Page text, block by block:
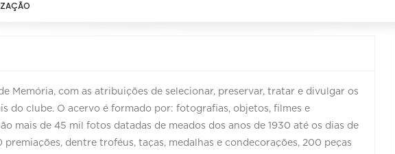
Memória, com as atribuições de selecionar, preservar, tratar e divulgar os
do clube. O acervo é formado por: fotografias, objetos, filmes e
mais de 45 mil fotos datadas de meados dos anos de 1930 até os dias de
dentre troféus, taças, medalhas e condecorações, 200 peças